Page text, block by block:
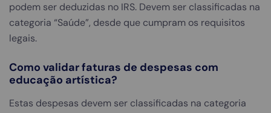
podem ser deduzidas no IRS. Devem ser classificadas na
categoria “Saúde”, desde que cumpram os requisitos
legais.
Como validar faturas de despesas com
educação artística?
Estas despesas devem ser classificadas na categoria